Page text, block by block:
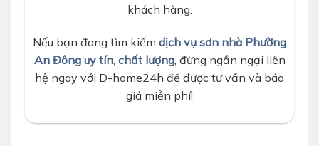
khách hàng.
Nếu bạn đang tìm kiếm dịch vụ sơn nhà Phường
An Đông uy tín, chất lượng, đừng ngần ngại liên
hệ ngay với D-home24h để được tư vấn và báo
giá miễn phí!